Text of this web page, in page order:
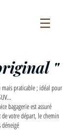
"
praticable ; idéal pour
bagagerie est assuré
votre départ, le chemin
déneigé